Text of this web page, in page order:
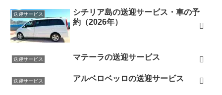
送迎サービス
シチリア島の送迎サービス・車の予
約（2026年）
送迎サービス マテーラの送迎サービス
送迎サービス アルベロベッロの送迎サービス